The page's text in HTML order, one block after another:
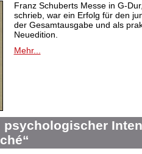
Franz Schuberts Messe in G-
schrieb, war ein Erfolg für den
der Gesamtausgabe und als
Neuedition.
Mehr...
psychologischer